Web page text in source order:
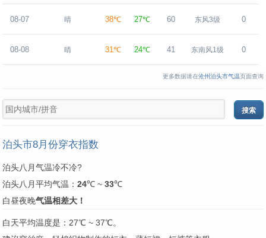
08-07 晴 38℃ 27℃ 60 东风3级 0
08-08 晴 31℃ 24℃ 41 东南风1级 0
更多数据请在沧州泊头市气温页面查询
泊头市8月份穿衣指数
泊头八月气温冷不冷?
泊头八月平均气温： 24℃ ~ 33℃
白昼夜晚气温相差大！
白天平均温度是：27℃ ~ 37℃。